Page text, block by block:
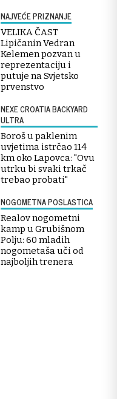
NAJVEĆE PRIZNANJE
VELIKA ČAST
Lipičanin Vedran
Kelemen pozvan u
reprezentaciju i
putuje na Svjetsko
prvenstvo
NEXE CROATIA BACKYARD
ULTRA
Boroš u paklenim
uvjetima istrčao 114
km oko Lapovca: "Ovu
utrku bi svaki trkač
trebao probati"
NOGOMETNA POSLASTICA
Realov nogometni
kamp u Grubišnom
Polju: 60 mladih
nogometaša uči od
najboljih trenera